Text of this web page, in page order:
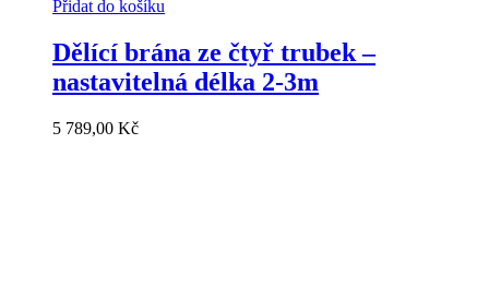
Přidat do košíku
Dělící brána ze čtyř trubek –
nastavitelná délka 2-3m
5 789,00 Kč